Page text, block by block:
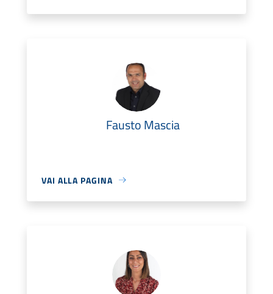
Fausto Mascia
VAI ALLA PAGINA